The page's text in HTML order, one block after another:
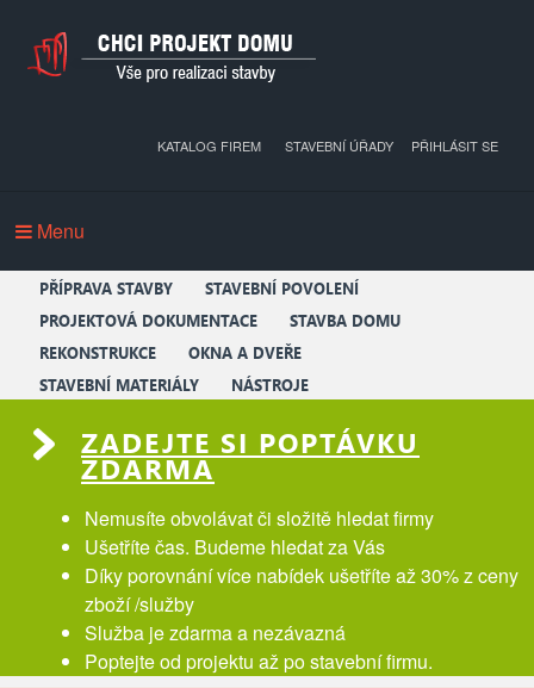
PŘIHLÁSIT SE
KATALOG FIREM STAVEBNÍ ÚŘADY
Menu
PŘÍPRAVA STAVBY
STAVEBNÍ POVOLENÍ
PROJEKTOVÁ DOKUMENTACE
STAVBA DOMU
REKONSTRUKCE
OKNA A DVEŘE
STAVEBNÍ MATERIÁLY
NÁSTROJE
ZADEJTE SI POPTÁVKU
ZDARMA
Nemusíte obvolávat či složitě hledat firmy
Ušetříte čas. Budeme hledat za Vás
Díky porovnání více nabídek ušetříte až 30% z ceny
zboží /služby
Služba je zdarma a nezávazná
Poptejte od projektu až po stavební firmu.